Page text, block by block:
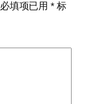
必填项已用* 标